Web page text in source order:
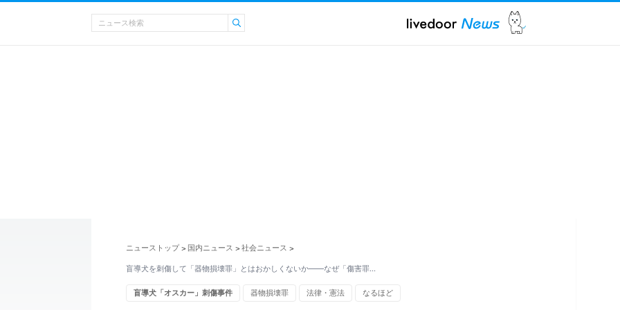
ニューストップ > 国内ニュース > 社会ニュース >
盲導犬を刺傷して「器物損壊罪」とはおかしくないか――なぜ「傷害罪…
盲導犬「オスカー」刺傷事件 器物損壊罪 法律・憲法 なるほど